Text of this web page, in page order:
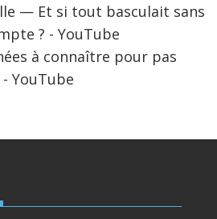
— Et si tout basculait sans
? - YouTube
à connaître pour pas
YouTube